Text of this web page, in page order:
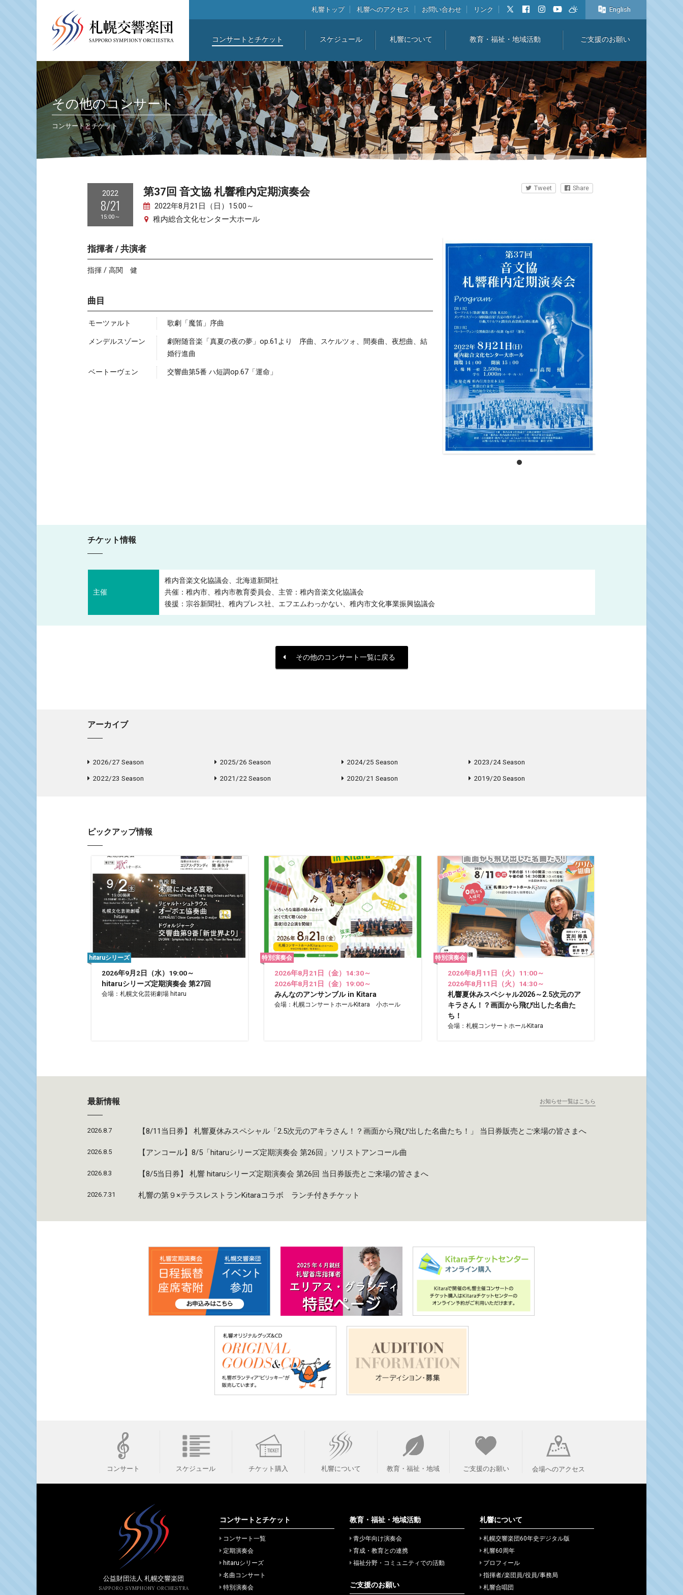
札響トップ 札響へのアクセス お問い合わせ リンク English
コンサートとチケット スケジュール 札響について 教育・福祉・地域活動 ご支援のお願い
その他のコンサート
コンサートとチケット
2022
8/21
15:00～
第37回 音文協 札響稚内定期演奏会
2022年8月21日（日）15:00～
稚内総合文化センター大ホール
Tweet Share
指揮者 / 共演者
指揮 / 高関 健
曲目
モーツァルト 歌劇「魔笛」序曲
メンデルスゾーン
劇附随音楽「真夏の夜の夢」op.61より 序曲、スケルツォ、間奏曲、夜想曲、結
婚行進曲
ベートーヴェン 交響曲第5番 ハ短調op.67「運命」
チケット情報
主催
稚内音楽文化協議会、北海道新聞社
共催：稚内市、稚内市教育委員会、主管：稚内音楽文化協議会
後援：宗谷新聞社、稚内プレス社、エフエムわっかない、稚内市文化事業振興協議会
その他のコンサート一覧に戻る
アーカイブ
2026/27 Season 2025/26 Season 2024/25 Season
2023/24 Season
2022/23 Season
2021/22 Season 2020/21 Season 2019/20 Season
ピックアップ情報
2026年9月2日（水）19:00～
hitaruシリーズ定期演奏会 第27回
会場：札幌文化芸術劇場 hitaru
hitaruシリーズ
2026年8月21日（金）14:30～
2026年8月21日（金）19:00～
みんなのアンサンブル in Kitara
会場：札幌コンサートホールKitara 小ホール
特別演奏会
2026年8月11日（火）11:00～
2026年8月11日（火）14:30～
札響夏休みスペシャル2026～2.5次元のア
キラさん！？画面から飛び出した名曲た
ち！
会場：札幌コンサートホールKitara
特別演奏会
最新情報 お知らせ一覧はこちら
2026.8.7 【8/11当日券】 札響夏休みスペシャル「2.5次元のアキラさん！？画面から飛び出した名曲たち！」 当日券販売とご来場の皆さまへ
2026.8.5 【アンコール】8/5「hitaruシリーズ定期演奏会 第26回」ソリストアンコール曲
2026.8.3 【8/5当日券】 札響 hitaruシリーズ定期演奏会 第26回 当日券販売とご来場の皆さまへ
2026.7.31 札響の第９×テラスレストランKitaraコラボ ランチ付きチケット
コンサート スケジュール チケット購入 札響について 教育・福祉・地域 ご支援のお願い 会場へのアクセス
公益財団法人 札幌交響楽団
SAPPORO SYMPHONY ORCHESTRA
コンサートとチケット
コンサート一覧
定期演奏会
hitaruシリーズ
名曲コンサート
特別演奏会
教育・福祉・地域活動
青少年向け演奏会
育成・教育との連携
福祉分野・コミュニティでの活動
ご支援のお願い
札響について
札幌交響楽団60年史デジタル版
札響60周年
プロフィール
指揮者/楽団員/役員/事務局
札響合唱団